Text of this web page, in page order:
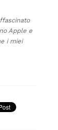
Apple e
i miei